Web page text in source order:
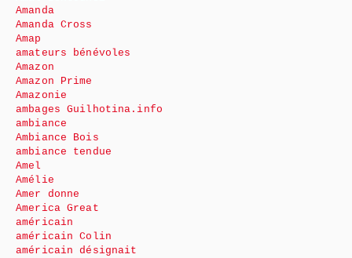
Amanda
Amanda Cross
Amap
amateurs bénévoles
Amazon
Amazon Prime
Amazonie
ambages Guilhotina.info
ambiance
Ambiance Bois
ambiance tendue
Amel
Amélie
Amer donne
America Great
américain
américain Colin
américain désignait